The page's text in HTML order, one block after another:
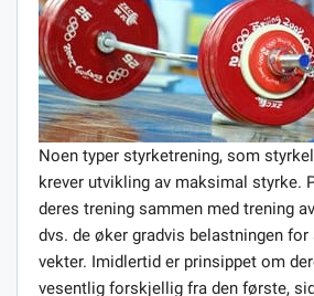
Noen typer styrketrening, som
krever utvikling av maksimal styrke.
deres trening sammen med trening
dvs. de øker gradvis belastningen
vekter. Imidlertid er prinsippet om
vesentlig forskjellig fra den første,